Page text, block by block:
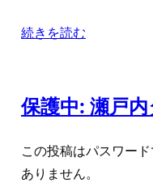
続きを読む
保護中: 瀬戸
この投稿はパスワー
ありません。